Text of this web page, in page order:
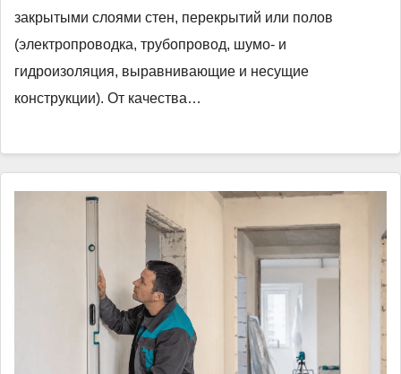
закрытыми слоями стен, перекрытий или полов
(электропроводка, трубопровод, шумо- и
гидроизоляция, выравнивающие и несущие
конструкции). От качества…